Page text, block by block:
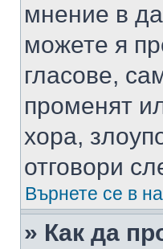
мнение в
можете я
гласове,
променят
хора,
отговори
Върнете се в
» Как да